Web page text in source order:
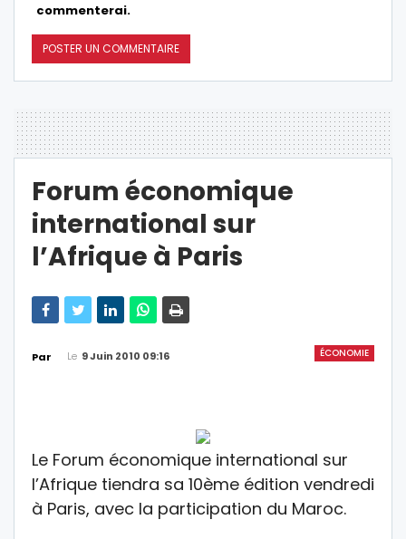
commenterai.
Forum économique
international sur
l’Afrique à Paris
ÉCONOMIE
Par Le 9 Juin 2010 09:16
Le Forum économique international sur
l’Afrique tiendra sa 10ème édition vendredi
à Paris, avec la participation du Maroc.